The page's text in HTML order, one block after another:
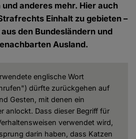
anderes mehr. Hier auch
Einhalt zu gebieten –
den Bundesländern und
Ausland.
englische Wort
dürfte zurückgehen auf
Gesten, mit denen ein
anlockt. Dass dieser Begriff für
verwendet wird,
darin haben, dass Katzen